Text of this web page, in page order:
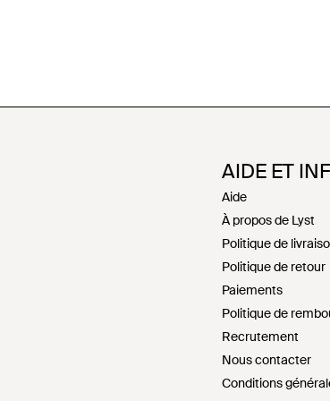
AIDE ET
Aide
À propos de Lyst
Politique de
Politique de retour
Paiements
Politique de
Recrutement
Nous contacter
Conditions